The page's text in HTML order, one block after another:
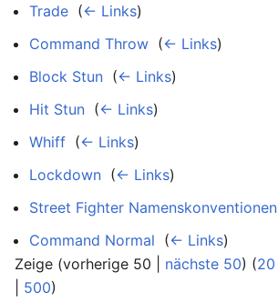
Trade (← Links)
Command Throw (← Links)
Block Stun (← Links)
Hit Stun (← Links)
Whiff (← Links)
Lockdown (← Links)
Street Fighter Namenskonventionen
Command Normal (← Links)
Zeige (vorherige 50 nächste 50) (20
500)